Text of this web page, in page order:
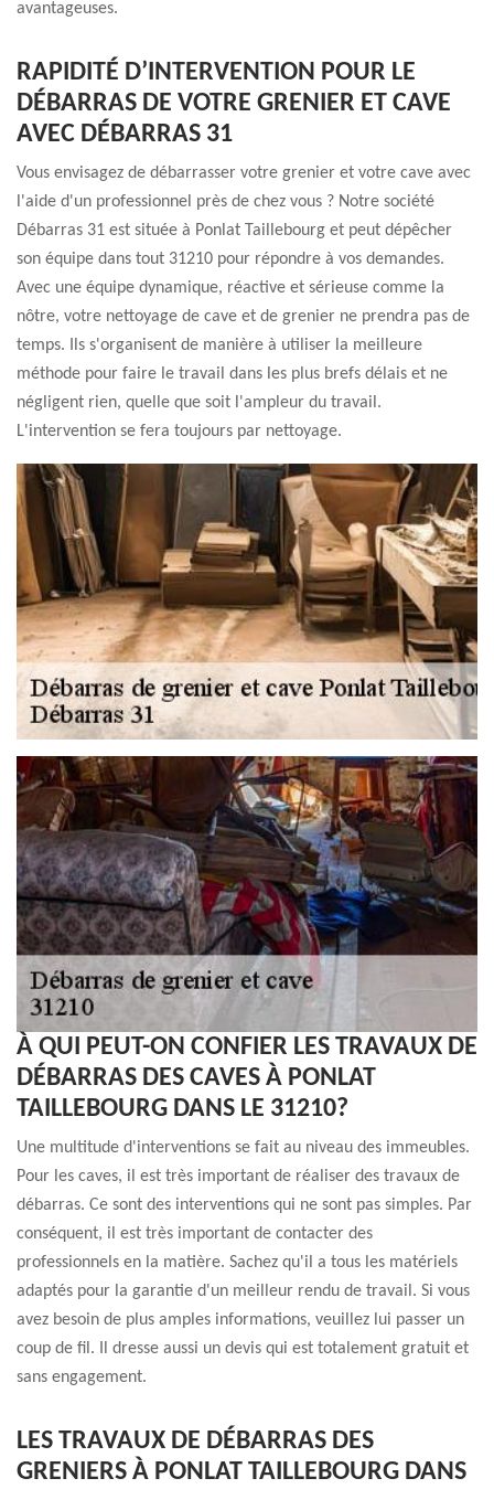
avantageuses.
RAPIDITÉ D’INTERVENTION POUR LE
DÉBARRAS DE VOTRE GRENIER ET CAVE
AVEC DÉBARRAS 31
Vous envisagez de débarrasser votre grenier et votre cave avec
l'aide d'un professionnel près de chez vous ? Notre société
Débarras 31 est située à Ponlat Taillebourg et peut dépêcher
son équipe dans tout 31210 pour répondre à vos demandes.
Avec une équipe dynamique, réactive et sérieuse comme la
nôtre, votre nettoyage de cave et de grenier ne prendra pas de
temps. Ils s'organisent de manière à utiliser la meilleure
méthode pour faire le travail dans les plus brefs délais et ne
négligent rien, quelle que soit l'ampleur du travail.
L'intervention se fera toujours par nettoyage.
À QUI PEUT-ON CONFIER LES TRAVAUX DE
DÉBARRAS DES CAVES À PONLAT
TAILLEBOURG DANS LE 31210?
Une multitude d'interventions se fait au niveau des immeubles.
Pour les caves, il est très important de réaliser des travaux de
débarras. Ce sont des interventions qui ne sont pas simples. Par
conséquent, il est très important de contacter des
professionnels en la matière. Sachez qu'il a tous les matériels
adaptés pour la garantie d'un meilleur rendu de travail. Si vous
avez besoin de plus amples informations, veuillez lui passer un
coup de fil. Il dresse aussi un devis qui est totalement gratuit et
sans engagement.
LES TRAVAUX DE DÉBARRAS DES
GRENIERS À PONLAT TAILLEBOURG DANS